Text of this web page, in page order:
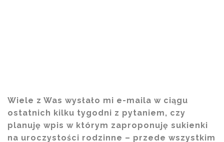
Wiele z Was wysłało mi e-maila w ciągu
ostatnich kilku tygodni z pytaniem, czy
planuję wpis w którym zaproponuję sukienki
na uroczystości rodzinne – przede wszystkim